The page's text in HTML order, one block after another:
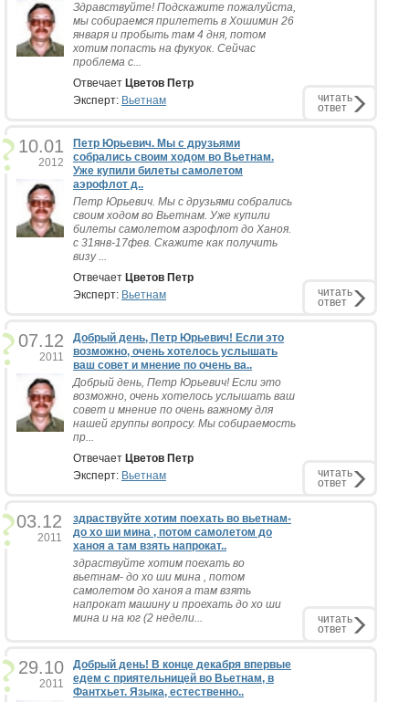
Здравствуйте! Подскажите пожалуйста,
мы собираемся прилететь в Хошимин 26
января и пробыть там 4 дня, потом
хотим попасть на фукуок. Сейчас
проблема с...
Отвечает Цветов Петр
Эксперт: Вьетнам читать
ответ
10.01
2012
Петр Юрьевич. Мы с друзьями
собрались своим ходом во Вьетнам.
Уже купили билеты самолетом
аэрофлот д..
Петр Юрьевич. Мы с друзьями собрались
своим ходом во Вьетнам. Уже купили
билеты самолетом аэрофлот до Ханоя.
с 31янв-17фев. Скажите как получить
визу ...
Отвечает Цветов Петр
Эксперт: Вьетнам читать
ответ
07.12
2011
Добрый день, Петр Юрьевич! Если это
возможно, очень хотелось услышать
ваш совет и мнение по очень ва..
Добрый день, Петр Юрьевич! Если это
возможно, очень хотелось услышать ваш
совет и мнение по очень важному для
нашей группы вопросу. Мы собираемость
пр...
Отвечает Цветов Петр
Эксперт: Вьетнам читать
ответ
03.12
2011
здраствуйте хотим поехать во вьетнам-
до хо ши мина , потом самолетом до
ханоя а там взять напрокат..
здраствуйте хотим поехать во
вьетнам- до хо ши мина , потом
самолетом до ханоя а там взять
напрокат машину и проехать до хо ши
мина и на юг (2 недели...
читать
ответ
29.10
2011
Добрый день! В конце декабря впервые
едем с приятельницей во Вьетнам, в
Фантхьет. Языка, естественно..